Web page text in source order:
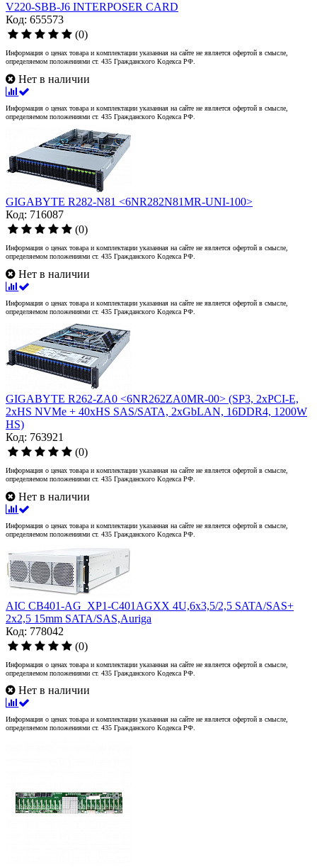
V220-SBB-J6 INTERPOSER CARD
Код: 655573
(0)
Информация о ценах товара и комплектации указанная на сайте не является офертой в смысле,
определяемом положениями ст. 435 Гражданского Кодекса РФ.
Нет в наличии
Информация о ценах товара и комплектации указанная на сайте не является офертой в смысле,
определяемом положениями ст. 435 Гражданского Кодекса РФ.
GIGABYTE R282-N81 <6NR282N81MR-UNI-100>
Код: 716087
(0)
Информация о ценах товара и комплектации указанная на сайте не является офертой в смысле,
определяемом положениями ст. 435 Гражданского Кодекса РФ.
Нет в наличии
Информация о ценах товара и комплектации указанная на сайте не является офертой в смысле,
определяемом положениями ст. 435 Гражданского Кодекса РФ.
GIGABYTE R262-ZA0 <6NR262ZA0MR-00> (SP3, 2xPCI-E,
2xHS NVMe + 40xHS SAS/SATA, 2xGbLAN, 16DDR4, 1200W
HS)
Код: 763921
(0)
Информация о ценах товара и комплектации указанная на сайте не является офертой в смысле,
определяемом положениями ст. 435 Гражданского Кодекса РФ.
Нет в наличии
Информация о ценах товара и комплектации указанная на сайте не является офертой в смысле,
определяемом положениями ст. 435 Гражданского Кодекса РФ.
AIC CB401-AG_XP1-C401AGXX 4U,6x3,5/2,5 SATA/SAS+
2x2,5 15mm SATA/SAS,Auriga
Код: 778042
(0)
Информация о ценах товара и комплектации указанная на сайте не является офертой в смысле,
определяемом положениями ст. 435 Гражданского Кодекса РФ.
Нет в наличии
Информация о ценах товара и комплектации указанная на сайте не является офертой в смысле,
определяемом положениями ст. 435 Гражданского Кодекса РФ.